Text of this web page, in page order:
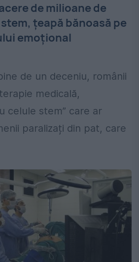
de milioane de
țeapă bănoasă pe
emoțional
de un deceniu, românii
medicală,
celule stem” care ar
paralizați din pat, care